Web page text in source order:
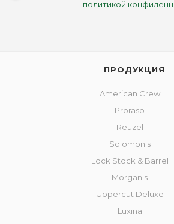
политикой
ПРОДУКЦИЯ
American Crew
Proraso
Reuzel
Solomon's
Lock Stock & Barrel
Morgan's
Uppercut Deluxe
Luxina